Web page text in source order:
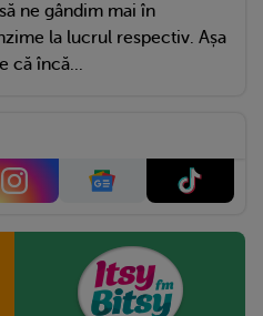
ne gândim mai în
la lucrul respectiv. Așa
că încă...